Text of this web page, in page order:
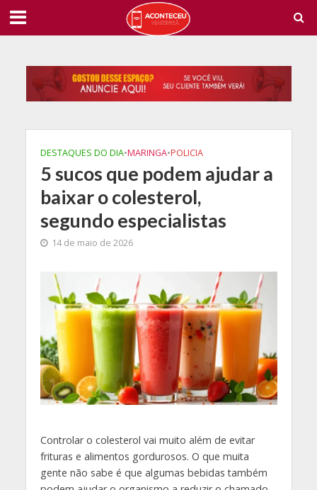
DESTAQUES DO DIA•MARINGA•POLICIA
5 sucos que podem ajudar a
baixar o colesterol,
segundo especialistas
14 de maio de 2026
Controlar o colesterol vai muito além de evitar
frituras e alimentos gordurosos. O que muita
gente não sabe é que algumas bebidas também